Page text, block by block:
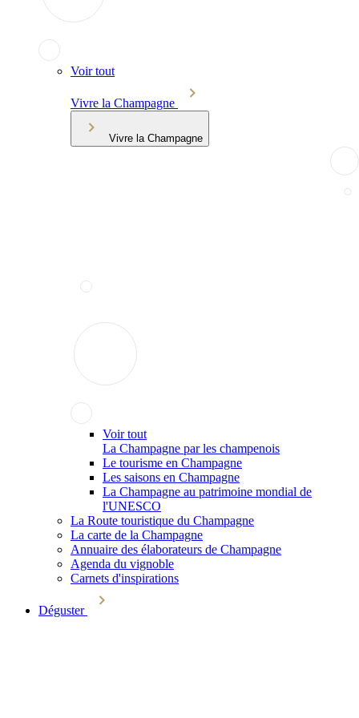
Voir tout
Vivre la Champagne
Vivre la Champagne
Voir tout
La Champagne par les champenois
Le tourisme en Champagne
Les saisons en Champagne
La Champagne au patrimoine mondial de
l'UNESCO
La Route touristique du Champagne
La carte de la Champagne
Annuaire des élaborateurs de Champagne
Agenda du vignoble
Carnets d'inspirations
Déguster